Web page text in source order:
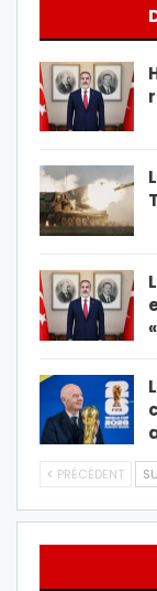
PRÉCÉDENT